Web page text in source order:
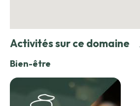
Activités sur ce domaine
Bien-être